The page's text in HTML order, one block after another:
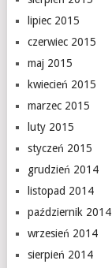
lipiec 2015
czerwiec 2015
maj 2015
kwiecień 2015
marzec 2015
luty 2015
styczeń 2015
grudzień 2014
listopad 2014
październik 2014
wrzesień 2014
sierpień 2014